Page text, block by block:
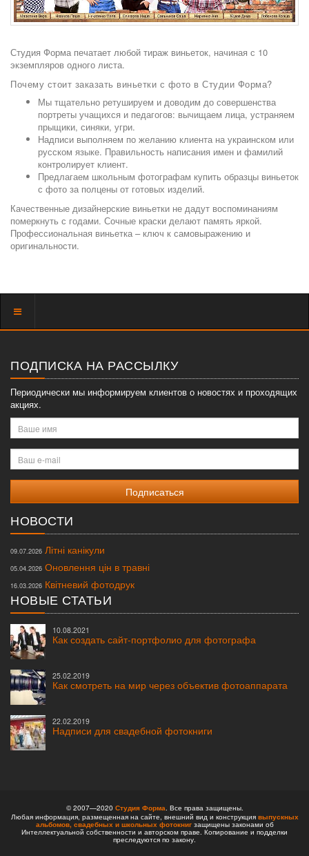
Студия Форма печатает любой тираж виньеток, начиная с 10
экземпляров одного листа.
Почему стоит заказать виньетки с фото в Студии Форма?
Мы тщательно ретушируем и доводим до совершенства
портреты учащихся и педагогов: вычищаем лица, устраняем
прыщики, синяки, угри.
Надписи выполняем по желанию клиента на украинском или
русском языке. Правильность написания имен и фамилий
контролирует клиент.
Предлагаем школьным фотографам купить образцы виньеток
с фото за полцены от готовых изделий.
Качественные дизайнерские виньетки не дадут воспоминаниям
померкнуть с годами. Сочные краски делают память яркой.
Профессиональная виньетка – ключ к самовыражению и
оригинальности.
Показать
ПОДПИСКА НА РАССЫЛКУ
Периодически мы информируем клиентов о новостях и проходящих
акциях.
Ваше
имя
Ваш
e-
mail
НОВОСТИ
09.07.2026 Літні канікули
05.04.2026 Оновлення цін в травні
16.03.2026 Квітневий фотодрук
НОВЫЕ СТАТЬИ
10.08.2021
Как создать сайт-портфолио для фотографа
25.02.2019
Как смотреть на мир через объектив фотоаппарата
22.02.2019
Надписи для свадебной фотокниги
© 2007—2020 Студия Форма. Все права защищены.
Любая информация, размещенная на сайте, внешний вид и конструкция выпускных
альбомов, свадебных и школьных фотокнигзащищены законами об
Интеллектуальной собственности и авторском праве. Копирование и подделки
преследуются по закону.